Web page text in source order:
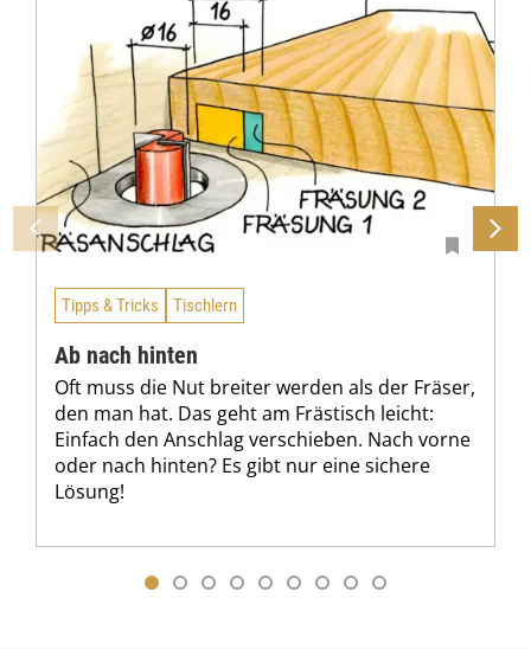
Tipps & Tricks Tischlern
Ab nach hinten
Oft muss die Nut breiter werden als der Fräser,
den man hat. Das geht am Frästisch leicht:
Einfach den Anschlag verschieben. Nach vorne
oder nach hinten? Es gibt nur eine sichere
Lösung!